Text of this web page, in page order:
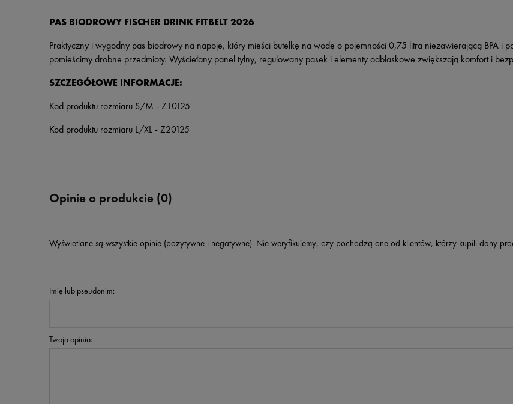
PAS BIODROWY FISCHER DRINK FITBELT 2026
Praktyczny i wygodny pas biodrowy na napoje, który mieści butelkę na wodę o pojemności 0,75 litra niezawierającą BPA i
pomieścimy drobne przedmioty. Wyściełany panel tylny, regulowany pasek i elementy odblaskowe zwiększają komfort i
SZCZEGÓŁOWE INFORMACJE:
Kod produktu rozmiaru S/M - Z10125
Kod produktu rozmiaru L/XL - Z20125
Opinie o produkcie (0)
Wyświetlane są wszystkie opinie (pozytywne i negatywne). Nie weryfikujemy, czy pochodzą one od klientów, którzy kupili dany
Imię lub pseudonim:
Twoja opinia: